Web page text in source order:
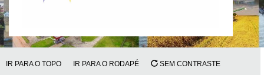
IR PARA O TOPO IR PARA O RODAPÉ SEM CONTRASTE